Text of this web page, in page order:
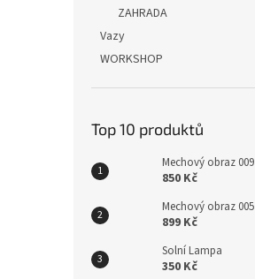
ZAHRADA
Vazy
WORKSHOP
Top 10 produktů
Mechový obraz 009
850 Kč
Mechový obraz 005
899 Kč
Solní Lampa
350 Kč